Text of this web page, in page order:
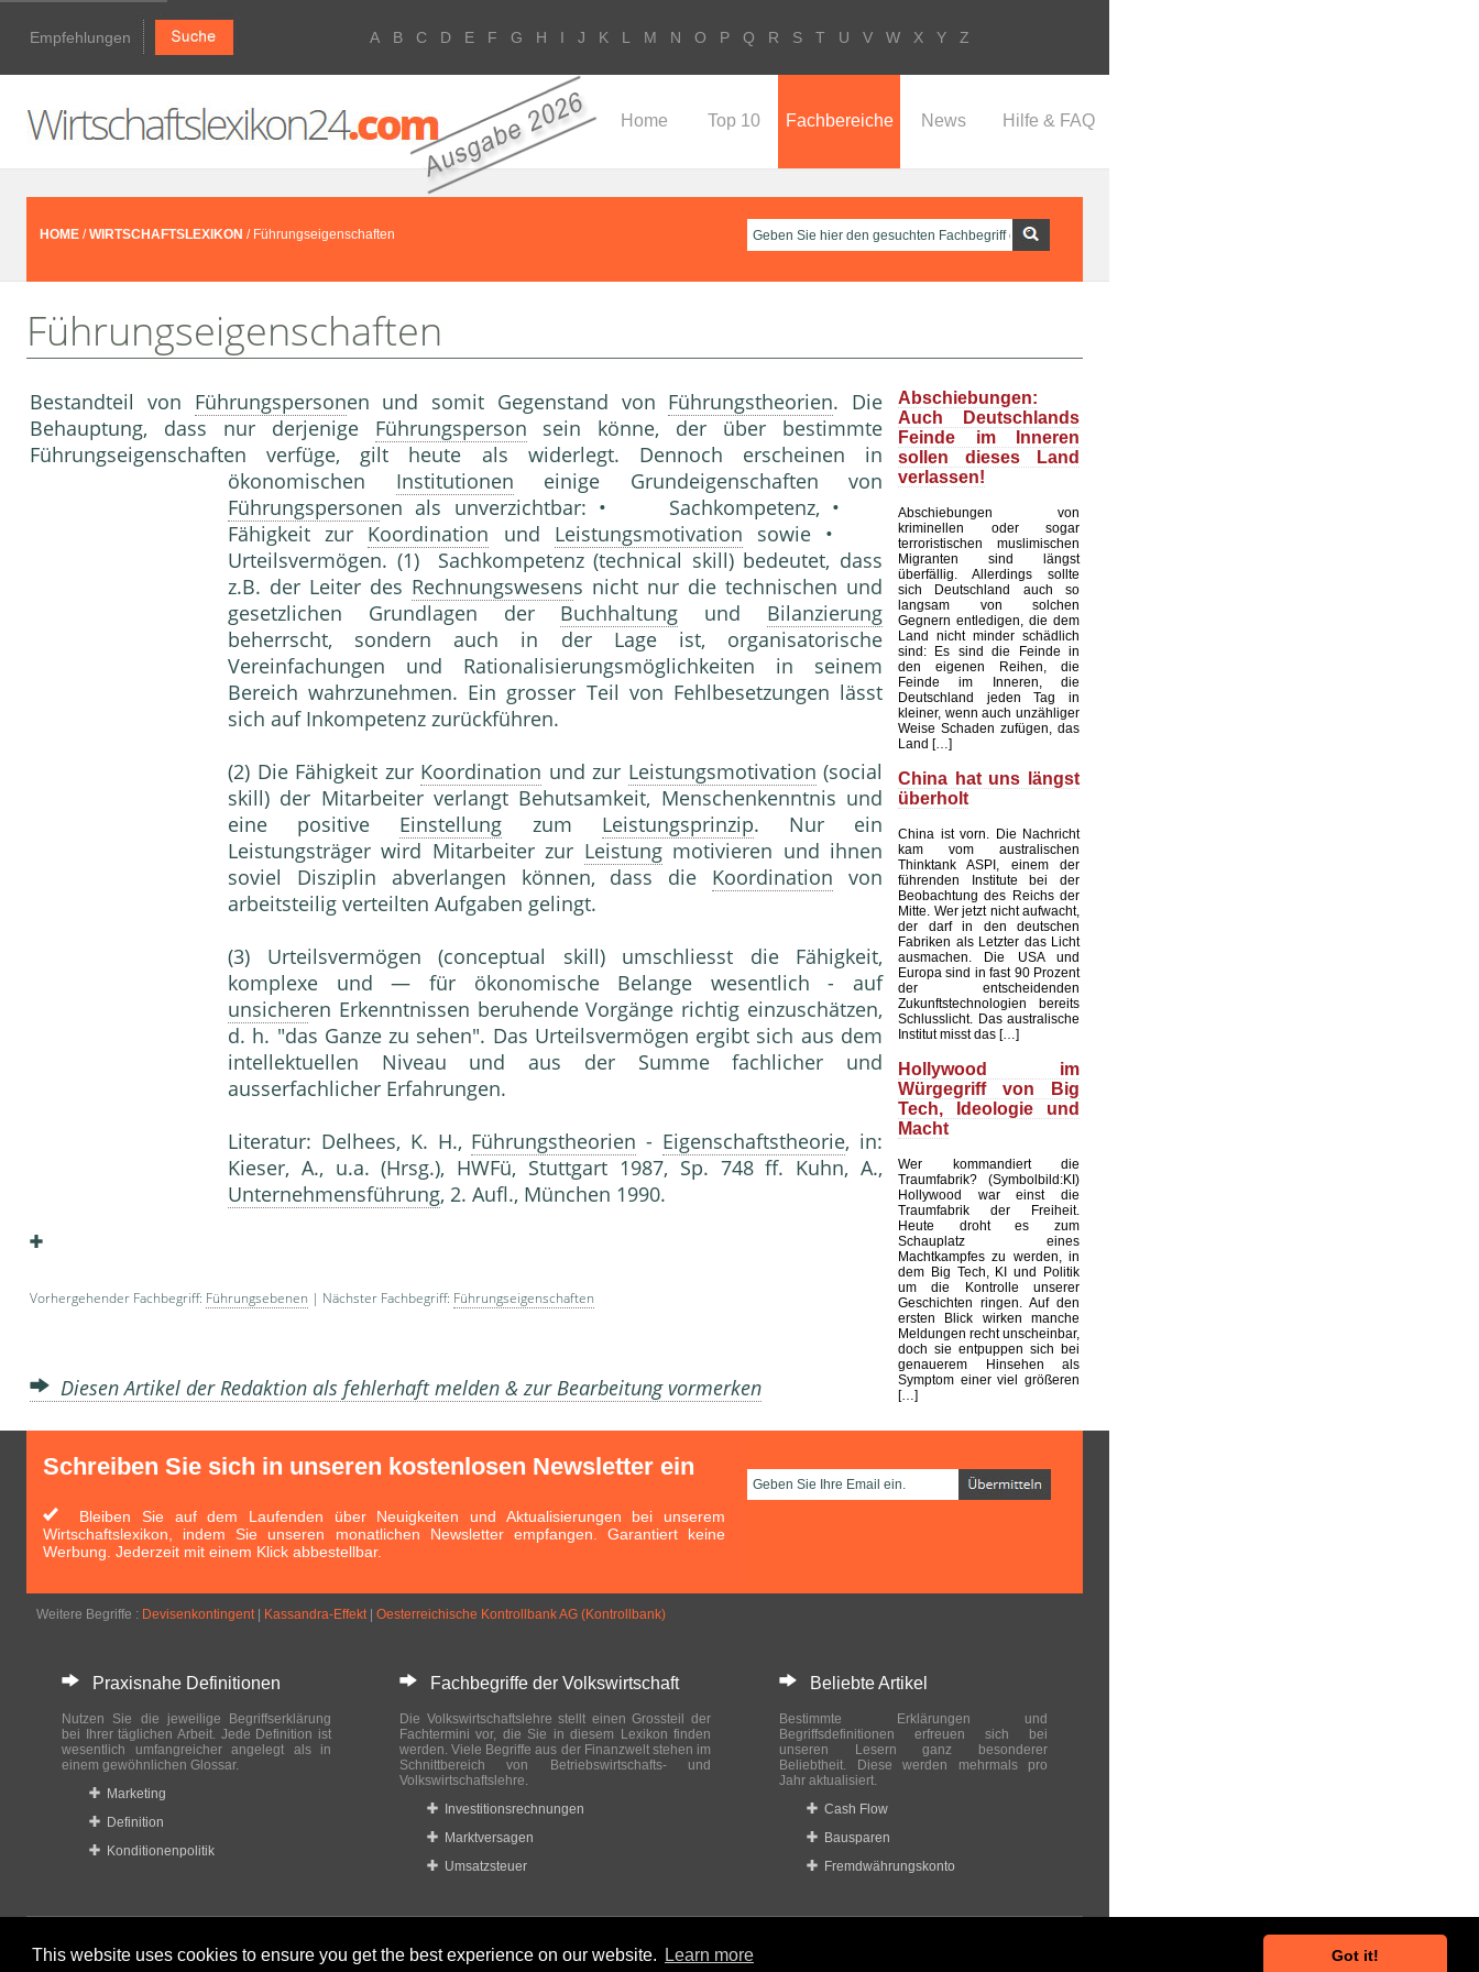
This website uses cookies to ensure you get the best experience on our website. Learn more Got it!
Empfehlungen A B C D E F G H I J K L M N O P Q R S T U V W X Y Z
Home Top 10 Fachbereiche News Hilfe & FAQ
HOME /WIRTSCHAFTSLEXIKON / Führungseigenschaften
Führungseigenschaften
Bestandteil von Führungspersonen und somit Gegenstand von Führungstheorien. Die
Behauptung, dass nur derjenige Führungsperson sein könne, der über bestimmte
Führungseigenschaften verfüge, gilt heute als widerlegt. Dennoch erscheinen in
ökonomischen Institutionen einige Grundeigenschaften von
Führungspersonen als unverzichtbar: • Sachkompetenz, •
Fähigkeit zur Koordination und Leistungsmotivation sowie •
Urteilsvermögen. (1) Sachkompetenz (technical skill) bedeutet, dass
z.B. der Leiter des Rechnungswesens nicht nur die technischen und
gesetzlichen Grundlagen der Buchhaltung und Bilanzierung
beherrscht, sondern auch in der Lage ist, organisatorische
Vereinfachungen und Rationalisierungsmöglichkeiten in seinem
Bereich wahrzunehmen. Ein grosser Teil von Fehlbesetzungen lässt
sich auf Inkompetenz zurückführen.
(2) Die Fähigkeit zur Koordination und zur Leistungsmotivation (social
skill) der Mitarbeiter verlangt Behutsamkeit, Menschenkenntnis und
eine positive Einstellung zum Leistungsprinzip. Nur ein
Leistungsträger wird Mitarbeiter zur Leistungmotivieren und ihnen
soviel Disziplin abverlangen können, dass die Koordination von
arbeitsteilig verteilten Aufgaben gelingt.
(3) Urteilsvermögen (conceptual skill) umschliesst die Fähigkeit,
komplexe und — für ökonomische Belange wesentlich - auf
unsicheren Erkenntnissen beruhende Vorgänge richtig einzuschätzen,
d. h. "das Ganze zu sehen". Das Urteilsvermögen ergibt sich aus dem
intellektuellen Niveau und aus der Summe fachlicher und
ausserfachlicher Erfahrungen.
Literatur: Delhees, K. H., Führungstheorien - Eigenschaftstheorie, in:
Kieser, A., u.a. (Hrsg.), HWFü, Stuttgart 1987, Sp. 748 ff. Kuhn, A.,
Unternehmensführung, 2. Aufl., München 1990.
Vorhergehender Fachbegriff: Führungsebenen | Nächster Fachbegriff: Führungseigenschaften
Diesen Artikel der Redaktion als fehlerhaft melden & zur Bearbeitung vormerken
Abschiebungen:
Auch Deutschlands
Feinde im Inneren
sollen dieses Land
verlassen!
Abschiebungen von
kriminellen oder sogar
terroristischen muslimischen
Migranten sind längst
überfällig. Allerdings sollte
sich Deutschland auch so
langsam von solchen
Gegnern entledigen, die dem
Land nicht minder schädlich
sind: Es sind die Feinde in
den eigenen Reihen, die
Feinde im Inneren, die
Deutschland jeden Tag in
kleiner, wenn auch unzähliger
Weise Schaden zufügen, das
Land […]
China hat uns längst
überholt
China ist vorn. Die Nachricht
kam vom australischen
Thinktank ASPI, einem der
führenden Institute bei der
Beobachtung des Reichs der
Mitte. Wer jetzt nicht aufwacht,
der darf in den deutschen
Fabriken als Letzter das Licht
ausmachen. Die USA und
Europa sind in fast 90 Prozent
der entscheidenden
Zukunftstechnologien bereits
Schlusslicht. Das australische
Institut misst das […]
Hollywood im
Würgegriff von Big
Tech, Ideologie und
Macht
Wer kommandiert die
Traumfabrik? (Symbolbild:KI)
Hollywood war einst die
Traumfabrik der Freiheit.
Heute droht es zum
Schauplatz eines
Machtkampfes zu werden, in
dem Big Tech, KI und Politik
um die Kontrolle unserer
Geschichten ringen. Auf den
ersten Blick wirken manche
Meldungen recht unscheinbar,
doch sie entpuppen sich bei
genauerem Hinsehen als
Symptom einer viel größeren
[…]
Schreiben Sie sich in unseren kostenlosen Newsletter ein
Bleiben Sie auf dem Laufenden über Neuigkeiten und Aktualisierungen bei unserem
Wirtschaftslexikon, indem Sie unseren monatlichen Newsletter empfangen. Garantiert keine
Werbung. Jederzeit mit einem Klick abbestellbar.
Weitere Begriffe : Devisenkontingent| Kassandra-Effekt| Oesterreichische Kontrollbank AG (Kontrollbank)
Praxisnahe Definitionen
Nutzen Sie die jeweilige Begriffserklärung
bei Ihrer täglichen Arbeit. Jede Definition ist
wesentlich umfangreicher angelegt als in
einem gewöhnlichen Glossar.
Marketing
Definition
Konditionenpolitik
Fachbegriffe der Volkswirtschaft
Die Volkswirtschaftslehre stellt einen Grossteil der
Fachtermini vor, die Sie in diesem Lexikon finden
werden. Viele Begriffe aus der Finanzwelt stehen im
Schnittbereich von Betriebswirtschafts- und
Volkswirtschaftslehre.
Investitionsrechnungen
Marktversagen
Umsatzsteuer
Beliebte Artikel
Bestimmte Erklärungen und
Begriffsdefinitionen erfreuen sich bei
unseren Lesern ganz besonderer
Beliebtheit. Diese werden mehrmals pro
Jahr aktualisiert.
Cash Flow
Bausparen
Fremdwährungskonto